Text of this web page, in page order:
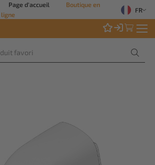
Page d'accueil
Boutique en
ligne
FR